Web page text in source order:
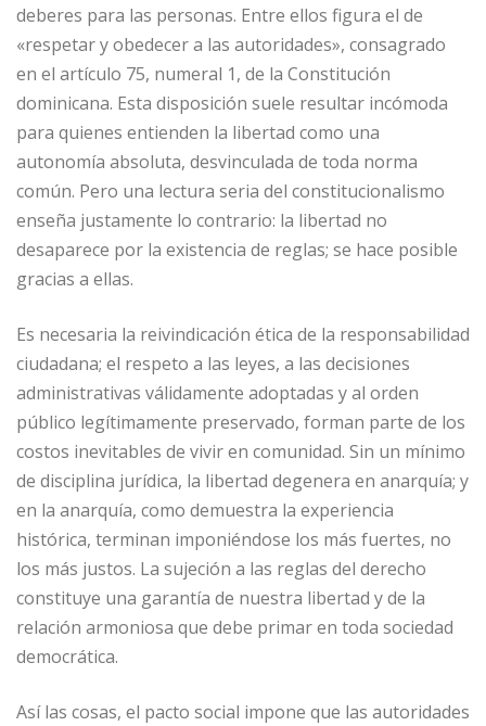
deberes para las personas. Entre ellos figura el de
«respetar y obedecer a las autoridades», consagrado
en el artículo 75, numeral 1, de la Constitución
dominicana. Esta disposición suele resultar incómoda
para quienes entienden la libertad como una
autonomía absoluta, desvinculada de toda norma
común. Pero una lectura seria del constitucionalismo
enseña justamente lo contrario: la libertad no
desaparece por la existencia de reglas; se hace posible
gracias a ellas.
Es necesaria la reivindicación ética de la responsabilidad
ciudadana; el respeto a las leyes, a las decisiones
administrativas válidamente adoptadas y al orden
público legítimamente preservado, forman parte de los
costos inevitables de vivir en comunidad. Sin un mínimo
de disciplina jurídica, la libertad degenera en anarquía; y
en la anarquía, como demuestra la experiencia
histórica, terminan imponiéndose los más fuertes, no
los más justos. La sujeción a las reglas del derecho
constituye una garantía de nuestra libertad y de la
relación armoniosa que debe primar en toda sociedad
democrática.
Así las cosas, el pacto social impone que las autoridades